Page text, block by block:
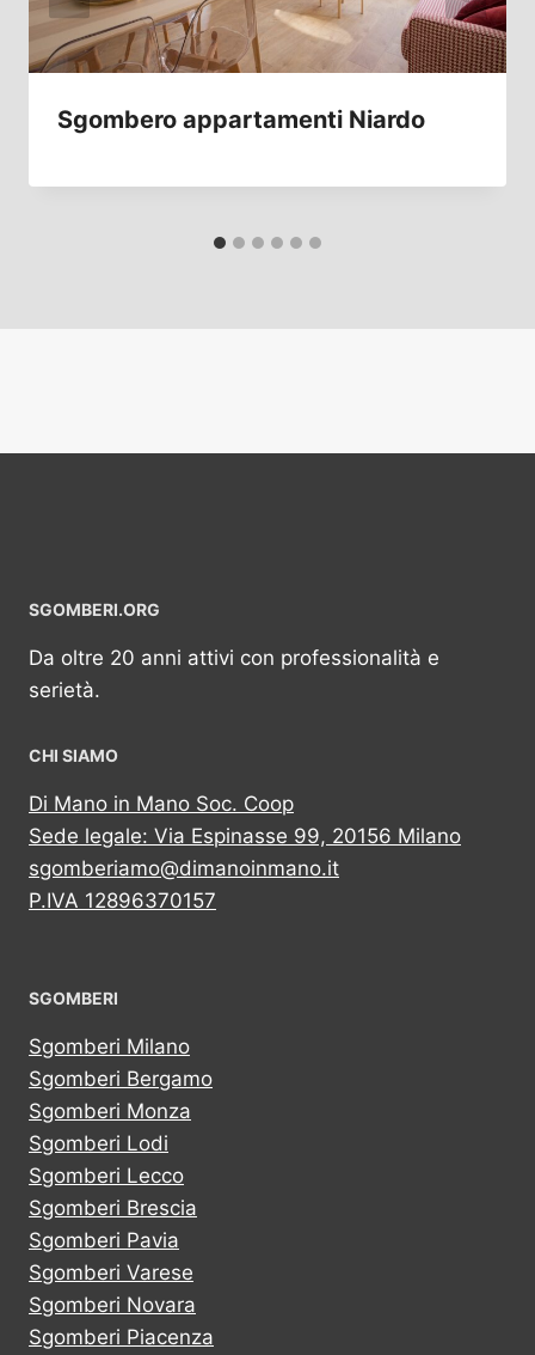
Sgombero appartamenti Niardo
SGOMBERI.ORG
Da oltre 20 anni attivi con professionalità e
serietà.
CHI SIAMO
Di Mano in Mano Soc. Coop
Sede legale: Via Espinasse 99, 20156 Milano
sgomberiamo@dimanoinmano.it
P.IVA 12896370157
SGOMBERI
Sgomberi Milano
Sgomberi Bergamo
Sgomberi Monza
Sgomberi Lodi
Sgomberi Lecco
Sgomberi Brescia
Sgomberi Pavia
Sgomberi Varese
Sgomberi Novara
Sgomberi Piacenza